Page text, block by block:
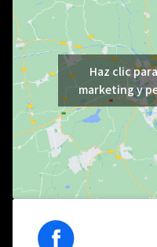
Haz clic
marketing y